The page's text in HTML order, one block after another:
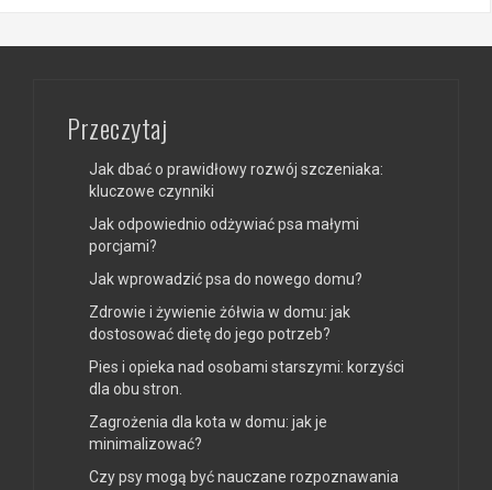
Przeczytaj
Jak dbać o prawidłowy rozwój szczeniaka:
kluczowe czynniki
Jak odpowiednio odżywiać psa małymi
porcjami?
Jak wprowadzić psa do nowego domu?
Zdrowie i żywienie żółwia w domu: jak
dostosować dietę do jego potrzeb?
Pies i opieka nad osobami starszymi: korzyści
dla obu stron.
Zagrożenia dla kota w domu: jak je
minimalizować?
Czy psy mogą być nauczane rozpoznawania